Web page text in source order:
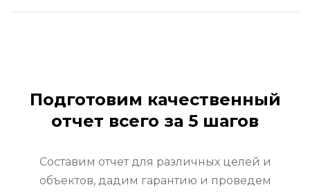
Подготовим качественный
отчет всего за 5 шагов
Составим отчет для различных целей и
объектов, дадим гарантию и проведем